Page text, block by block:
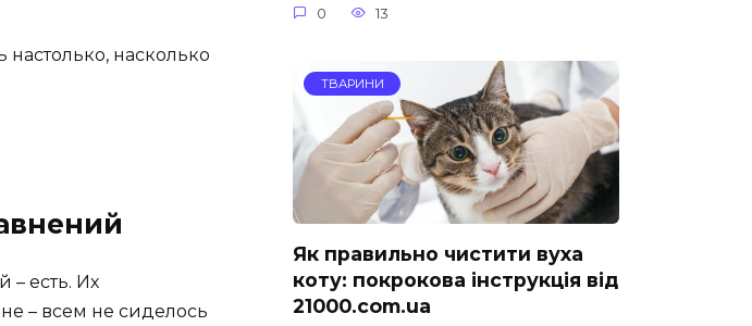
насколько
– есть. Их
– всем не сиделось
0 13
ТВАРИНИ
Як правильно чистити вуха
коту: покрокова інструкція від
21000.com.ua